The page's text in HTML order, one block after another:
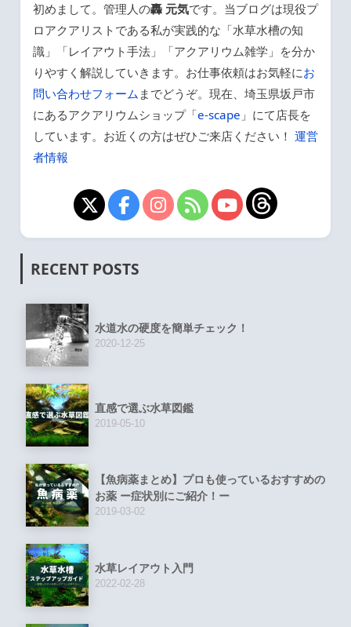
初めまして。管理人の轟 元気です。当ブログは現役プ
ロアクアリストである私が実践的な「水草水槽の知
識」「レイアウト手法」「アクアリウム雑学」を分か
りやすく解説していきます。お仕事依頼はお気軽にお
問い合わせフォーム までどうぞ。現在、埼玉県坂戸市
にあるアクアリウムショップ「e-scape 」にて店長を
しています。お近くの方はぜひご来店ください！ 運営
者情報
RECENT POSTS
水道水の硬度を簡単チェック！
2020-12-25
直感で選ぶ水草図鑑
2019-05-10
【魚病薬まとめ】プロも使っているおすすめの
お薬 ー症状別にご紹介！ー
2019-03-02
水草レイアウト入門
2022-02-28